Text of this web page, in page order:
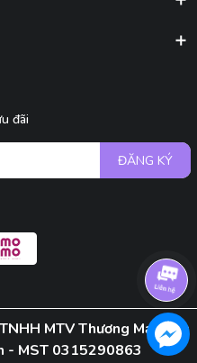
đãi
ĐĂNG KÝ
MTV Thương Mại Dịch
- MST 0315290863